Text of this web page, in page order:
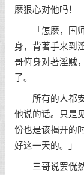
麽狠心对他吗！
「怎麽，国师
身，背著手来到
哥俯身对著淫贼
了。
所有的人都安
他说的话。只是
份也是该揭开的
好这一天的。」
三哥说罢恍然